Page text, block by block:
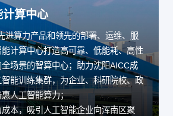
算中心
进算力产品和领先的部署、运维、服
计算中心打造高可靠、低能耗、高性
场景的智算中心；助力沈阳AICC成
能训练集群，为企业、科研院校、政
人工智能算力；
本，吸引人工智能企业向浑南区聚